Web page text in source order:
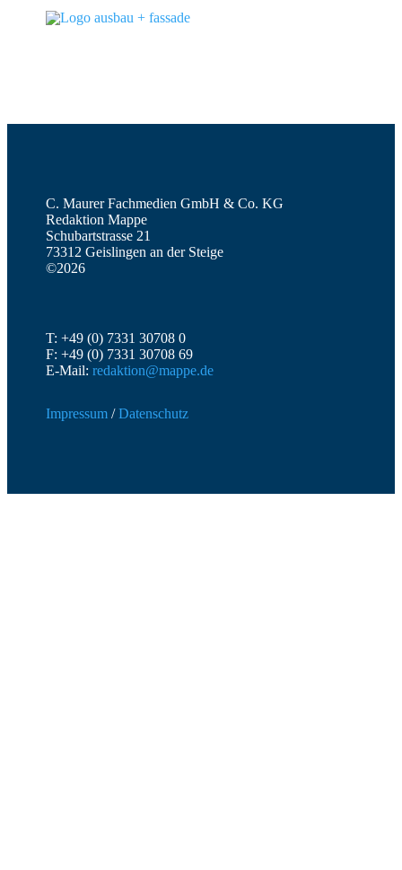
C. Maurer Fachmedien GmbH & Co. KG
Redaktion Mappe
Schubartstrasse 21
73312 Geislingen an der Steige
©2026
T: +49 (0) 7331 30708 0
F: +49 (0) 7331 30708 69
E-Mail:redaktion@mappe.de
Impressum /Datenschutz